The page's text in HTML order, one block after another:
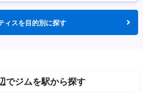
ィスを目的別に探す
でジムを駅から探す